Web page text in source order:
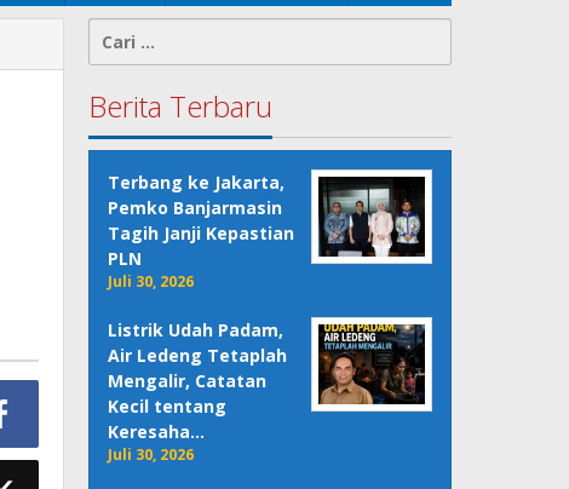
untuk:
Berita Terbaru
Terbang ke Jakarta,
Pemko Banjarmasin
Tagih Janji Kepastian
PLN
Juli 30, 2026
Listrik Udah Padam,
Air Ledeng Tetaplah
Mengalir, Catatan
Kecil tentang
Keresaha…
Juli 30, 2026